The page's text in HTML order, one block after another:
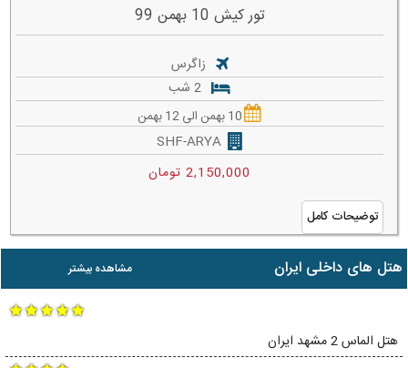
تور کیش 10 بهمن 99
زاگرس
10 بهمن الی 12 بهمن
SHF-ARYA
2,150,000 تومان
توضیحات کامل
مشاهده بیشتر هتل های داخلی ایران
هتل الماس 2 مشهد ایران